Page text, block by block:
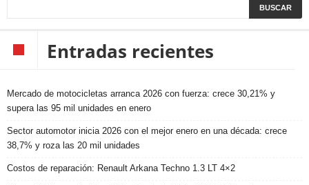
Entradas recientes
Mercado de motocicletas arranca 2026 con fuerza: crece 30,21% y
supera las 95 mil unidades en enero
Sector automotor inicia 2026 con el mejor enero en una década: crece
38,7% y roza las 20 mil unidades
Costos de reparación: Renault Arkana Techno 1.3 LT 4×2